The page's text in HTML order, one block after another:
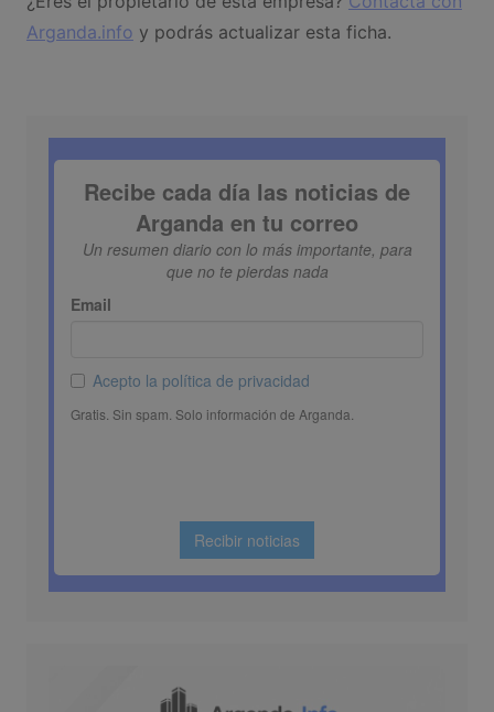
Arganda.info y podrás actualizar esta ficha.